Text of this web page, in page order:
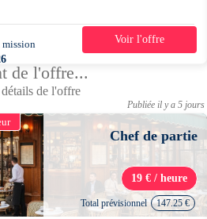
mission
1 jour
Voir l'offre
de l'offre...
de l'offre
Publiée il y a 5 jours
Chef de partie
19 € / heure
Total prévisionnel 147.25 €